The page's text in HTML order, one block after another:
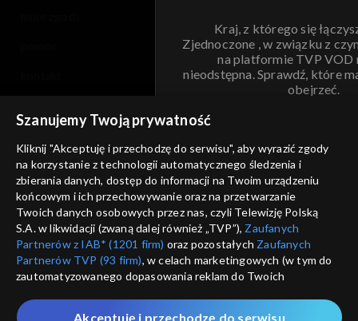
Kraj, z którego się
Zjednoczone , w związku z
na platformie TVP VOD
nieodstępna. Sprawdź, które
obejrzeć.
ANULUJ
informacje o dostawcy usług
Szanujemy Twoją prywatność
Kliknij "Akceptuję i przechodzę do serwisu", aby wyrazić zgody
na korzystanie z technologii automatycznego śledzenia i
zbierania danych, dostęp do informacji na Twoim urządzeniu
końcowym i ich przechowywanie oraz na przetwarzanie
Twoich danych osobowych przez nas, czyli Telewizję Polską
S.A. w likwidacji (zwaną dalej również „TVP”), Zaufanych
Partnerów z IAB* (1201 firm) oraz pozostałych Zaufanych
Partnerów TVP (93 firm), w celach marketingowych (w tym do
zautomatyzowanego dopasowania reklam do Twoich
które wskazujemy poniżej, a także zgody na udostępnianie
Akceptuję i przechodzę do serwisu